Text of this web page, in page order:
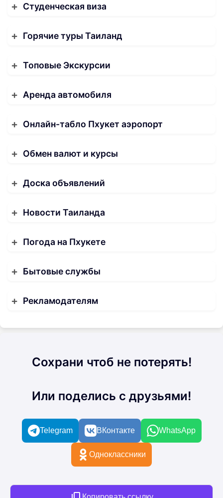
Студенческая виза
Горячие туры Таиланд
Топовые Экскурсии
Аренда автомобиля
Онлайн-табло Пхукет аэропорт
Обмен валют и курсы
Доска объявлений
Новости Таиланда
Погода на Пхукете
Бытовые службы
Рекламодателям
Сохрани чтоб не потерять!
Или поделись с друзьями!
Telegram ВКонтакте WhatsApp
Одноклассники